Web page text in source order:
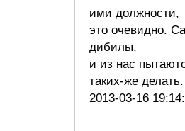
ими должности,
это очевидно.
дибилы,
и из нас
таких-же
2013-03-16